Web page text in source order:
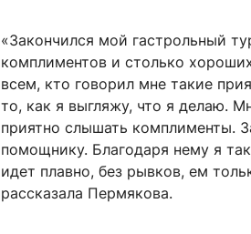
«Закончился мой гастрольный
комплиментов и столько
всем, кто говорил мне такие
то, как я выгляжу, что я делаю.
приятно слышать комплименты.
помощнику. Благодаря нему я
идет плавно, без рывков, ем
рассказала Пермякова.